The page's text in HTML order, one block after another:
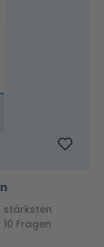
stärksten
Fragen